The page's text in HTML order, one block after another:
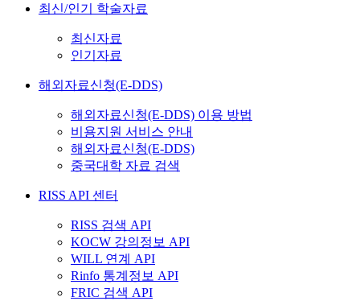
최신/인기 학술자료
최신자료
인기자료
해외자료신청(E-DDS)
해외자료신청(E-DDS) 이용 방법
비용지원 서비스 안내
해외자료신청(E-DDS)
중국대학 자료 검색
RISS API 센터
RISS 검색 API
KOCW 강의정보 API
WILL 연계 API
Rinfo 통계정보 API
FRIC 검색 API